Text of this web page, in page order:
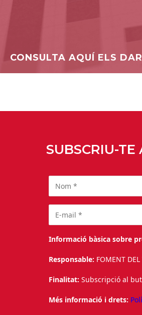
CONSULTA AQUÍ ELS
SUBSCRIU-TE
Informació bàsica sobre
Responsable: FOMENT
Finalitat: Subscripció al
Més informació i drets: